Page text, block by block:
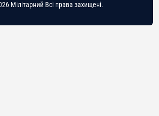
Мілітарний Всі права захищені.